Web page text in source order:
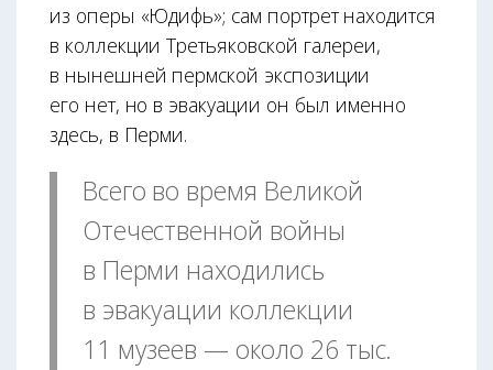
из оперы «Юдифь»; сам портрет находится
в коллекции Третьяковской галереи,
в нынешней пермской экспозиции
его нет, но в эвакуации он был именно
здесь, в Перми.
Всего во время Великой
Отечественной войны
в Перми находились
в эвакуации коллекции
11 музеев — около 26 тыс.